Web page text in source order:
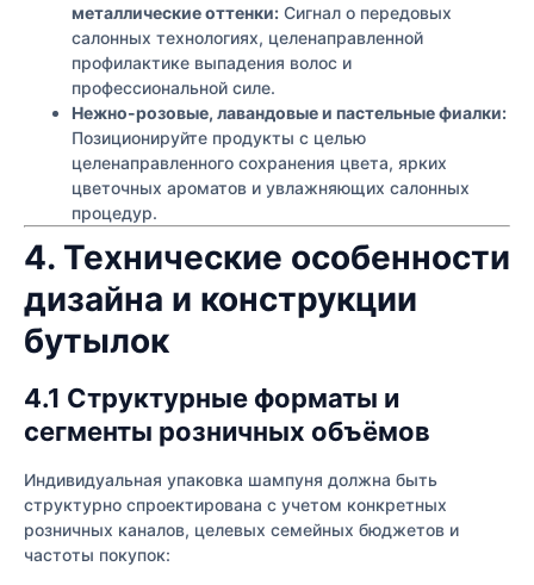
металлические оттенки: Сигнал о передовых
салонных технологиях, целенаправленной
профилактике выпадения волос и
профессиональной силе.
Нежно-розовые, лавандовые и пастельные фиалки:
Позиционируйте продукты с целью
целенаправленного сохранения цвета, ярких
цветочных ароматов и увлажняющих салонных
процедур.
4. Технические особенности
дизайна и конструкции
бутылок
4.1 Структурные форматы и
сегменты розничных объёмов
Индивидуальная упаковка шампуня должна быть
структурно спроектирована с учетом конкретных
розничных каналов, целевых семейных бюджетов и
частоты покупок: